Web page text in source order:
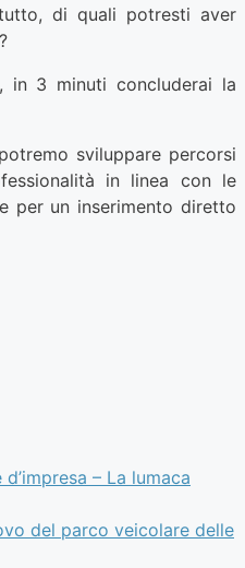
di quali potresti aver
in 3 minuti concluderai la
sviluppare percorsi
in linea con le
per un inserimento diretto
d’impresa – La lumaca
del parco veicolare delle